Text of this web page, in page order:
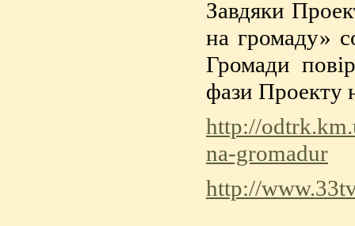
Завдяки
на громаду»
Громади
фази Проекту
http://
na-gromadur
http://